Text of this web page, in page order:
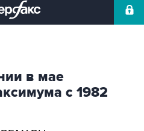
в мае
с 1982